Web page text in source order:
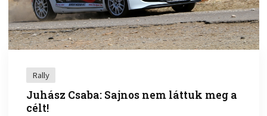
Rally
Juhász Csaba: Sajnos nem láttuk meg a
célt!